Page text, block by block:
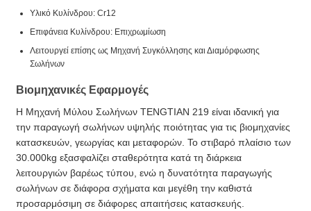
Υλικό Κυλίνδρου: Cr12
Επιφάνεια Κυλίνδρου: Επιχρωμίωση
Λειτουργεί επίσης ως Μηχανή Συγκόλλησης και Διαμόρφωσης
Σωλήνων
Βιομηχανικές Εφαρμογές
Η Μηχανή Μύλου Σωλήνων TENGTIAN 219 είναι ιδανική για
την παραγωγή σωλήνων υψηλής ποιότητας για τις βιομηχανίες
κατασκευών, γεωργίας και μεταφορών. Το στιβαρό πλαίσιο των
30.000kg εξασφαλίζει σταθερότητα κατά τη διάρκεια
λειτουργιών βαρέως τύπου, ενώ η δυνατότητα παραγωγής
σωλήνων σε διάφορα σχήματα και μεγέθη την καθιστά
προσαρμόσιμη σε διάφορες απαιτήσεις κατασκευής.